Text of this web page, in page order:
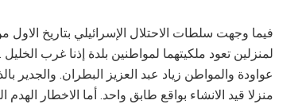
لمنزلين تعود ملكيتهما لمواطنين بلدة إذنا غرب